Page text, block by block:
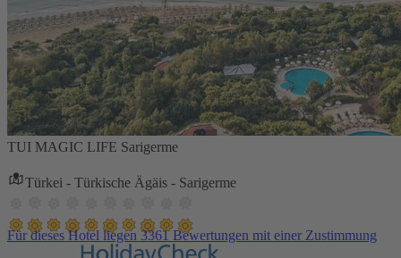
TUI MAGIC LIFE Sarigerme
Türkei - Türkische Ägäis - Sarigerme
Für dieses Hotel liegen 3361 Bewertungen mit einer Zustimmung